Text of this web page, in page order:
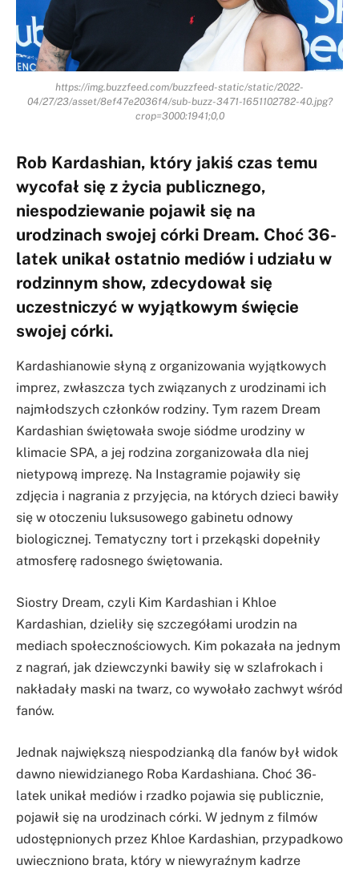
https://img.buzzfeed.com/buzzfeed-static/static/2022-
04/27/23/asset/8ef47e2036f4/sub-buzz-3471-1651102782-40.jpg?
crop=3000:1941;0,0
Rob Kardashian, który jakiś czas temu
wycofał się z życia publicznego,
niespodziewanie pojawił się na
urodzinach swojej córki Dream. Choć 36-
latek unikał ostatnio mediów i udziału w
rodzinnym show, zdecydował się
uczestniczyć w wyjątkowym święcie
swojej córki.
Kardashianowie słyną z organizowania wyjątkowych
imprez, zwłaszcza tych związanych z urodzinami ich
najmłodszych członków rodziny. Tym razem Dream
Kardashian świętowała swoje siódme urodziny w
klimacie SPA, a jej rodzina zorganizowała dla niej
nietypową imprezę. Na Instagramie pojawiły się
zdjęcia i nagrania z przyjęcia, na których dzieci bawiły
się w otoczeniu luksusowego gabinetu odnowy
biologicznej. Tematyczny tort i przekąski dopełniły
atmosferę radosnego świętowania.
Siostry Dream, czyli Kim Kardashian i Khloe
Kardashian, dzieliły się szczegółami urodzin na
mediach społecznościowych. Kim pokazała na jednym
z nagrań, jak dziewczynki bawiły się w szlafrokach i
nakładały maski na twarz, co wywołało zachwyt wśród
fanów.
Jednak największą niespodzianką dla fanów był widok
dawno niewidzianego Roba Kardashiana. Choć 36-
latek unikał mediów i rzadko pojawia się publicznie,
pojawił się na urodzinach córki. W jednym z filmów
udostępnionych przez Khloe Kardashian, przypadkowo
uwieczniono brata, który w niewyraźnym kadrze